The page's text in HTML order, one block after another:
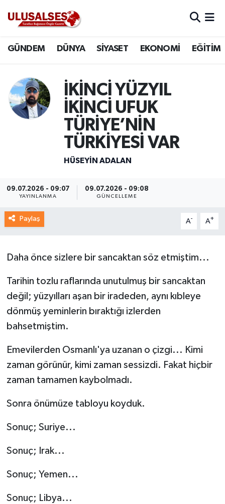
GÜNDEM DÜNYA SİYASET EKONOMİ EĞİTİM
İKİNCİ YÜZYIL
İKİNCİ UFUK
TÜRİYE’NİN
TÜRKİYESİ VAR
HÜSEYIN ADALAN
09.07.2026 - 09:07
YAYINLANMA
09.07.2026 - 09:08
GÜNCELLEME
Paylaş A- A+
Daha önce sizlere bir sancaktan söz etmiştim...
Tarihin tozlu raflarında unutulmuş bir sancaktan
değil; yüzyılları aşan bir iradeden, aynı kıbleye
dönmüş yeminlerin bıraktığı izlerden
bahsetmiştim.
Emevilerden Osmanlı'ya uzanan o çizgi... Kimi
zaman görünür, kimi zaman sessizdi. Fakat hiçbir
zaman tamamen kaybolmadı.
Sonra önümüze tabloyu koyduk.
Sonuç; Suriye...
Sonuç; Irak...
Sonuç; Yemen...
Sonuç; Libya...
DÜNYA
SİYASET
EKONOMİ
MAGAZİN
SPOR
Trafik Durumu
Süper Lig Puan Durumu ve Fikstür
Tüm Manşetler
Son Dakika Haberleri
Haber Arşivi